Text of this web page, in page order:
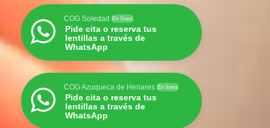
COG Soledad En línea
Pide cita o reserva tus
lentillas a través de
WhatsApp
COG Azuqueca de Henares En línea
Pide cita o reserva tus
lentillas a través de
WhatsApp